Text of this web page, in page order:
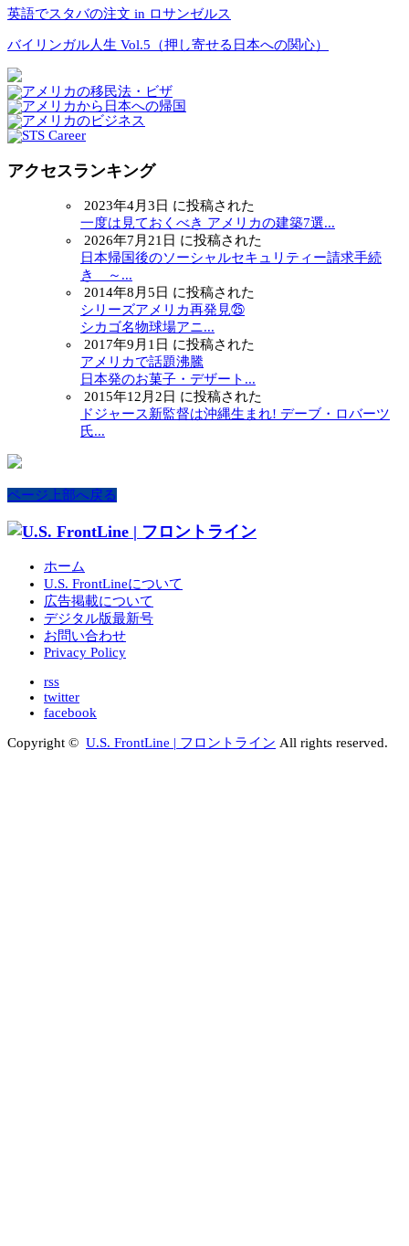
英語でスタバの注文 in ロサンゼルス
バイリンガル人生 Vol.5（押し寄せる日本への関心）
アクセスランキング
2023年4月3日 に投稿された
一度は見ておくべき アメリカの建築7選...
2026年7月21日 に投稿された
日本帰国後のソーシャルセキュリティー請求手続
き ～...
2014年8月5日 に投稿された
シリーズアメリカ再発見㉕
シカゴ名物球場アニ...
2017年9月1日 に投稿された
アメリカで話題沸騰
日本発のお菓子・デザート...
2015年12月2日 に投稿された
ドジャース新監督は沖縄生まれ! デーブ・ロバーツ
氏...
ページ上部へ戻る
ホーム
U.S. FrontLineについて
広告掲載について
デジタル版最新号
お問い合わせ
Privacy Policy
rss
twitter
facebook
Copyright © U.S. FrontLine | フロントライン All rights reserved.